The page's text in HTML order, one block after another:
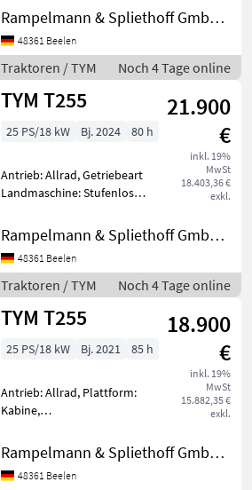
Zapfwellendrehzahl: 540,
Abgasstufe: Tier 5,
Oberlenker hinten:
mechanisch, Kreuzsteuer
Rampelmann & Spliethoff GmbH & Co.KG
48361 Beelen
Traktoren / TYM Noch 4 Tage online
TYM T255
21.900
€
inkl. 19%
MwSt
18.403,36 €
exkl.
25 PS/18 kW Bj. 2024 80 h
Antrieb: Allrad, Getriebeart
Landmaschine: Stufenloses
Zapfwellendrehzahl: 540,
Oberlenker hinten:
mechanisch,
Kreuzsteuerhebel:
mechanisch, F
Rampelmann & Spliethoff GmbH & Co.KG
48361 Beelen
Traktoren / TYM Noch 4 Tage online
TYM T255
18.900
€
inkl. 19%
MwSt
15.882,35 €
exkl.
25 PS/18 kW Bj. 2021 85 h
Antrieb: Allrad, Plattform:
Kabine,
Oberlenker hinten:
mechanisch,
Kreuzsteuerhebel:
Rampelmann & Spliethoff GmbH & Co.KG
48361 Beelen